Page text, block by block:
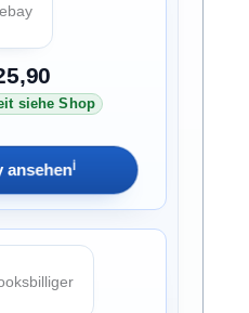
siehe Shop
ansehenℹ︎